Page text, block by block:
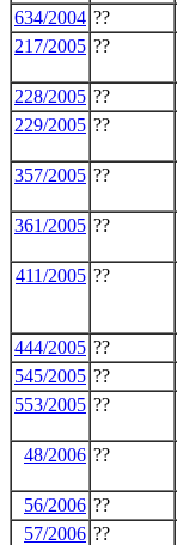
634/2004 ??
217/2005 ??
228/2005 ??
229/2005 ??
357/2005 ??
361/2005 ??
411/2005 ??
444/2005 ??
545/2005 ??
553/2005 ??
48/2006 ??
56/2006 ??
57/2006 ??